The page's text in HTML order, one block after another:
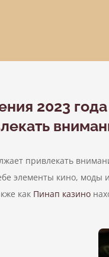
2023
привлекать
элементы кино,
как Пинап казино